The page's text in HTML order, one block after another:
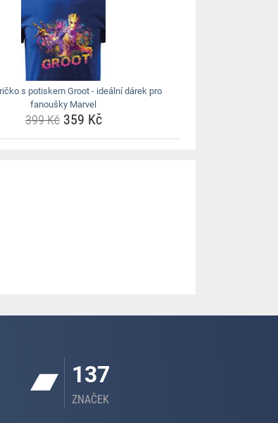
s potiskem Groot - ideální dárek pro
fanoušky Marvel
399 Kč359 Kč
137
ZNAČEK